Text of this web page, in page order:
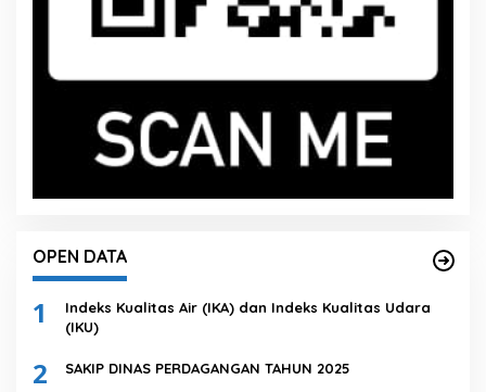
OPEN DATA
1
Indeks Kualitas Air (IKA) dan Indeks Kualitas Udara
(IKU)
2 SAKIP DINAS PERDAGANGAN TAHUN 2025